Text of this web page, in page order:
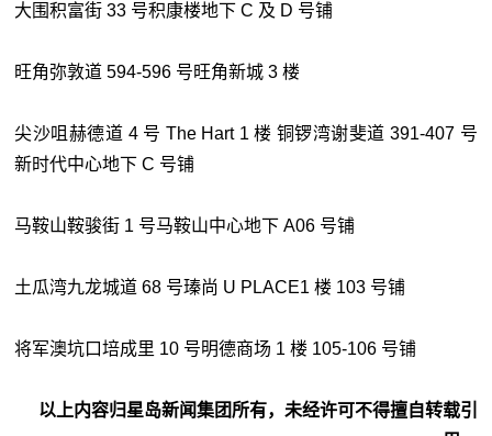
大围积富街 33 号积康楼地下 C 及 D 号铺
旺角弥敦道 594-596 号旺角新城 3 楼
尖沙咀赫德道 4 号 The Hart 1 楼 铜锣湾谢斐道 391-407 号
新时代中心地下 C 号铺
马鞍山鞍骏街 1 号马鞍山中心地下 A06 号铺
土瓜湾九龙城道 68 号瑧尚 U PLACE1 楼 103 号铺
将军澳坑口培成里 10 号明德商场 1 楼 105-106 号铺
以上内容归星岛新闻集团所有，未经许可不得擅自转载引